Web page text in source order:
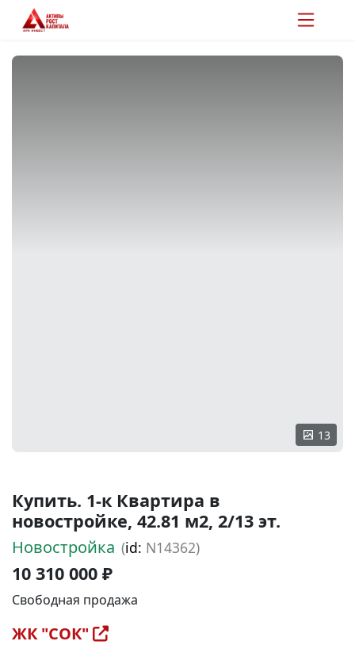
13
Купить. 1-к Квартира в
новостройке, 42.81 м2, 2/13 эт.
Новостройка (id: N14362)
10 310 000 ₽
Свободная продажа
ЖК "СОК"